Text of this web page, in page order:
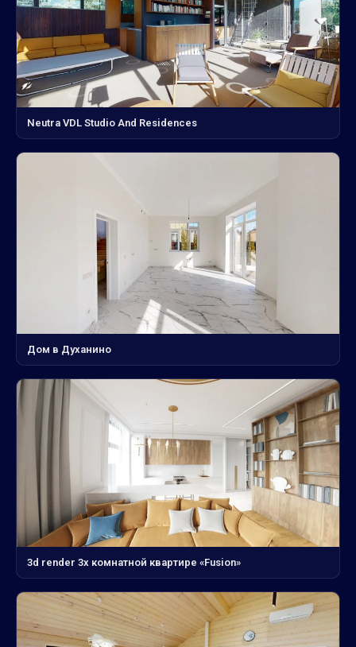
Neutra VDL Studio And Residences
Дом в Духанино
3d render 3х комнатной квартире «Fusion»